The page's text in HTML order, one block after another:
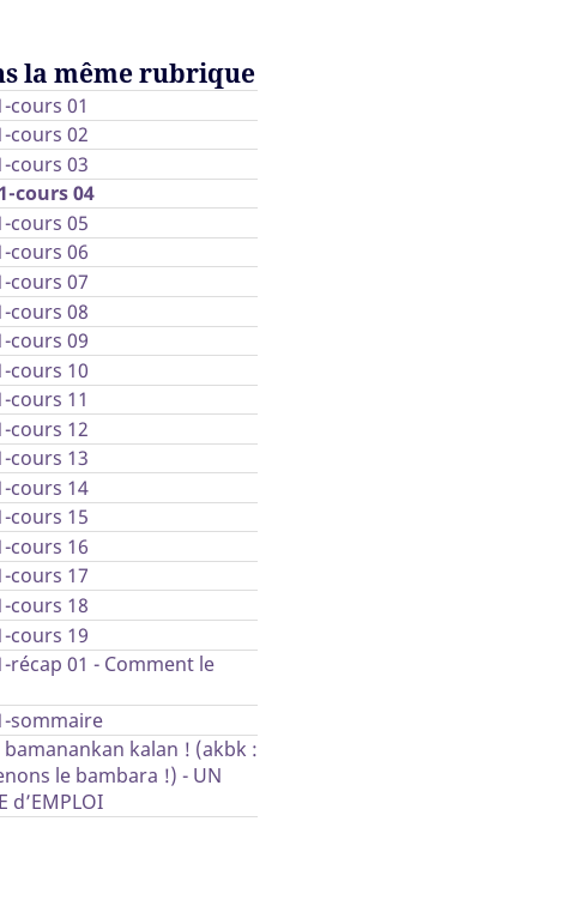
ton
?
ton
de
?
la même rubrique
cours 01
cours 02
cours 03
cours 04
cours 05
cours 06
cours 07
cours 08
cours 09
cours 10
cours 11
cours 12
cours 13
cours 14
cours 15
cours 16
cours 17
cours 18
cours 19
récap 01 - Comment le
sommaire
bamanankan kalan ! (akbk :
le bambara !) - UN
d’EMPLOI